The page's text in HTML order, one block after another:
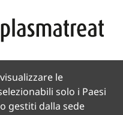
le
solo i Paesi
gestiti dalla sede